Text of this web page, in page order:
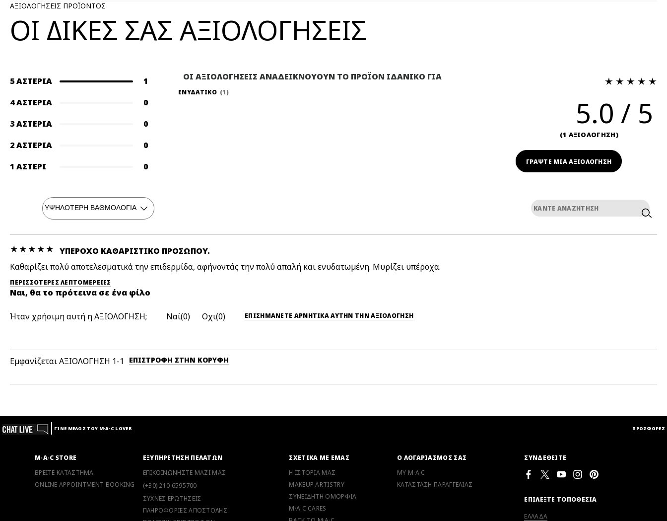
ΑΞΙΟΛΟΓΗΣΕΙΣ ΠΡΟΪΟΝΤΟΣ
ΟΙ ΔΙΚΕΣ ΣΑΣ ΑΞΙΟΛΟΓΗΣΕΙΣ
5 ΑΣΤΈΡΙΑ
1
4 ΑΣΤΈΡΙΑ
0
3 ΑΣΤΈΡΙΑ
0
2 ΑΣΤΈΡΙΑ
0
1 ΑΣΤΈΡΙ
0
ΟΙ ΑΞΙΟΛΟΓΗΣΕΙΣ ΑΝΑΔΕΙΚΝΟΥΟΥΝ ΤΟ ΠΡΟΪΟΝ ΙΔΑΝΙΚΟ ΓΙΑ
ΕΝΥΔΑΤΙΚΟ 1
5.0
1 ΑΞΙΟΛΟΓΗΣΗ
ΓΡΆΨΤΕ ΜΙΑ ΑΞΙΟΛΟΓΗΣΗ
ΥΠΈΡΟΧΟ ΚΑΘΑΡΙΣΤΙΚΌ ΠΡΟΣΏΠΟΥ.
Καθαρίζει πολύ αποτελεσματικά την επιδερμίδα, αφήνοντάς την πολύ απαλή και ενυδατωμένη. Μυρίζει υπέροχα.
ΠΕΡΙΣΣΌΤΕΡΕΣ ΛΕΠΤΟΜΈΡΕΙΕΣ
Ναι, θα το πρότεινα σε ένα φίλο
Ήταν χρήσιμη αυτή η ΑΞΙΟΛΟΓΗΣΗ; 0 0 ΕΠΙΣΗΜΆΝΕΤΕ ΑΡΝΗΤΙΚΆ ΑΥΤΉΝ ΤΗΝ ΑΞΙΟΛΟΓΗΣΗ
Εμφανίζεται ΑΞΙΟΛΟΓΗΣΗ 1-1 ΕΠΙΣΤΡΟΦΉ ΣΤΗΝ ΚΟΡΥΦΉ
ΓΙΝΕ ΜΕΛΟΣ ΤΟΥ M·A·C LOVER ΠΡΟΣΦΟΡΕΣ
M·A·C STORE
ΒΡΕΙΤΕ ΚΑΤΑΣΤΗΜΑ
ONLINE APPOINTMENT BOOKING
ΕΞΥΠΗΡΕΤΗΣΗ ΠΕΛΑΤΩΝ
ΕΠΙΚΟΙΝΩΝΗΣΤΕ ΜΑΖΙ ΜΑΣ
(+30) 210 6595700
ΣΥΧΝΕΣ ΕΡΩΤΗΣΕΙΣ
ΠΛΗΡΟΦΟΡΙΕΣ ΑΠΟΣΤΟΛΗΣ
ΣΧΕΤΙΚΑ ΜΕ ΕΜΑΣ
Η ΙΣΤΟΡΙΑ ΜΑΣ
MAKEUP ARTISTRY
ΣΥΝΕΙΔΗΤΗ ΟΜΟΡΦΙΑ
M·A·C CARES
Ο ΛΟΓΑΡΙΑΣΜΟΣ ΣΑΣ
MY M·A·C
ΚΑΤΑΣΤΑΣΗ ΠΑΡΑΓΓΕΛΙΑΣ
ΣΥΝΔΕΘΕΙΤΕ
ΕΠΙΛΕΞΤΕ ΤΟΠΟΘΕΣΙΑ
ΕΛΛΑΔΑ